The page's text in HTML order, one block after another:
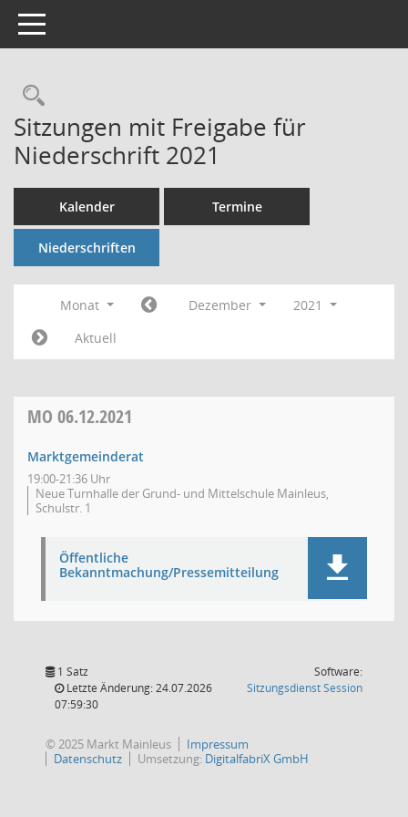
Toggle navigation
Rechercheauswahl
Sitzungen mit Freigabe für
Niederschrift 2021
Kalender Termine
Niederschriften
Monat Dezember
2021
Aktuell
MO 06.12.2021
Marktgemeinderat
19:00-21:36 Uhr
Neue Turnhalle der Grund- und Mittelschule Mainleus,
Schulstr. 1
Öffentliche
Bekanntmachung/Pressemitteilung
1 Satz
Letzte Änderung: 24.07.2026
07:59:30
Software:
SitzungsdienstSession(Wird in
© 2025 Markt Mainleus
Impressum
Datenschutz
Umsetzung: DigitalfabriX GmbH